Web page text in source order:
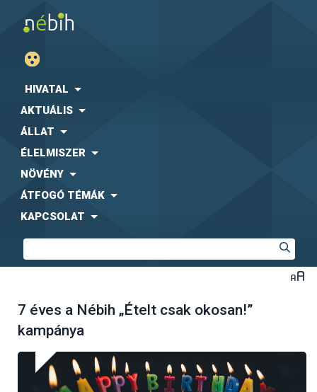
HIVATAL
AKTUÁLIS
ÁLLAT
ÉLELMISZER
NÖVÉNY
ÁTFOGÓ TÉMÁK
KAPCSOLAT
7 éves a Nébih „Ételt csak okosan!”
kampánya